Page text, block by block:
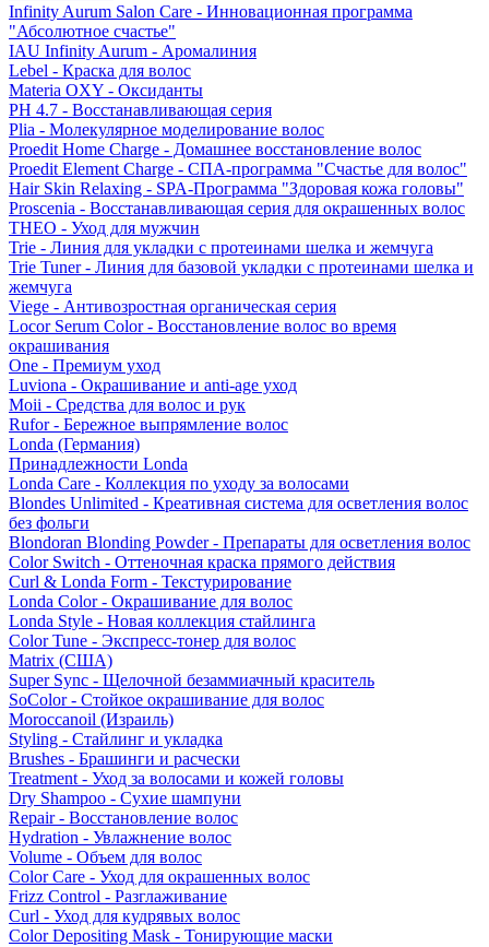
Infinity Aurum Salon Care - Инновационная программа
"Абсолютное счастье"
IAU Infinity Aurum - Аромалиния
Lebel - Краска для волос
Materia OXY - Оксиданты
PH 4.7 - Восстанавливающая серия
Plia - Молекулярное моделирование волос
Proedit Home Charge - Домашнее восстановление волос
Proedit Element Charge - СПА-программа "Счастье для волос"
Hair Skin Relaxing - SPA-Программа "Здоровая кожа головы"
Proscenia - Восстанавливающая серия для окрашенных волос
THEO - Уход для мужчин
Trie - Линия для укладки с протеинами шелка и жемчуга
Trie Tuner - Линия для базовой укладки с протеинами шелка и
жемчуга
Viege - Антивозростная органическая серия
Locor Serum Color - Восстановление волос во время
окрашивания
One - Премиум уход
Luviona - Окрашивание и anti-age уход
Moii - Средства для волос и рук
Rufor - Бережное выпрямление волос
Londa (Германия)
Принадлежности Londa
Londa Care - Коллекция по уходу за волосами
Blondes Unlimited - Креативная система для осветления волос
без фольги
Blondoran Blonding Powder - Препараты для осветления волос
Color Switch - Оттеночная краска прямого действия
Curl & Londa Form - Текстурирование
Londa Color - Окрашивание для волос
Londa Style - Новая коллекция стайлинга
Color Tune - Экспресс-тонер для волос
Matrix (США)
Super Sync - Щелочной безаммиачный краситель
SoColor - Стойкое окрашивание для волос
Moroccanoil (Израиль)
Styling - Стайлинг и укладка
Brushes - Брашинги и расчески
Treatment - Уход за волосами и кожей головы
Dry Shampoo - Сухие шампуни
Repair - Восстановление волос
Hydration - Увлажнение волос
Volume - Объем для волос
Color Care - Уход для окрашенных волос
Frizz Control - Разглаживание
Curl - Уход для кудрявых волос
Color Depositing Mask - Тонирующие маски